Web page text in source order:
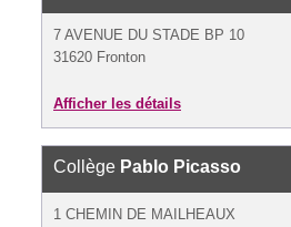
7 AVENUE DU STADE BP 10
31620 Fronton
Afficher les détails
Collège Pablo Picasso
1 CHEMIN DE MAILHEAUX